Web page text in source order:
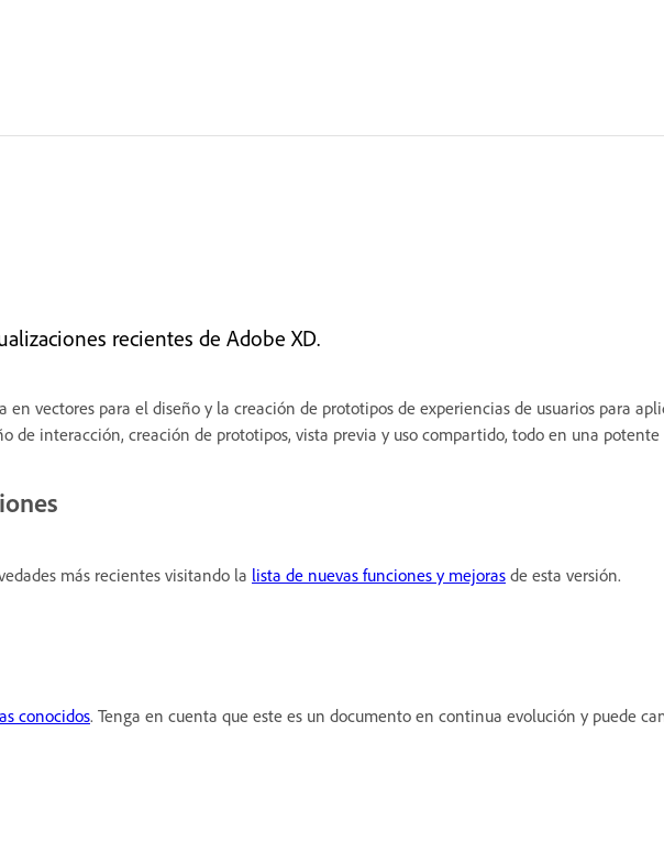
recientes de Adobe XD.
en vectores para el diseño y la creación de prototipos de experiencias de usuarios para
de interacción, creación de prototipos, vista previa y uso compartido, todo en una
más recientes visitando la lista de nuevas funciones y mejoras de esta versión.
conocidos. Tenga en cuenta que este es un documento en continua evolución y puede